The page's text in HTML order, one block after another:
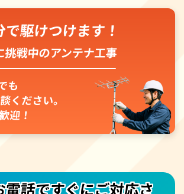
で駆けつけます！
挑戦中のアンテナ工事
も
ください。
迎！
電話ですぐにご対応さ